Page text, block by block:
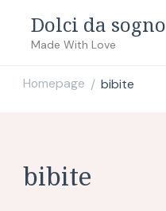
Dolci da sogno
Made With Love
Homepage / bibite
bibite